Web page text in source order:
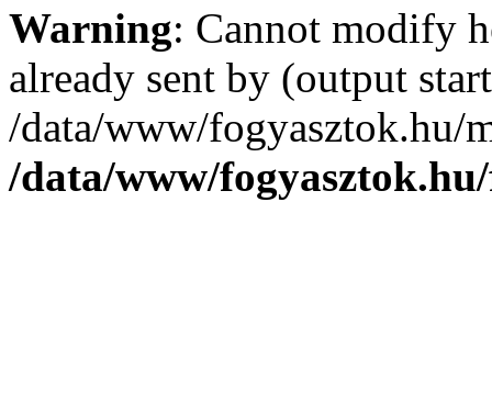
Warning: Cannot modify
already sent by (output
/data/www/fogyasztok.hu/
/data/www/